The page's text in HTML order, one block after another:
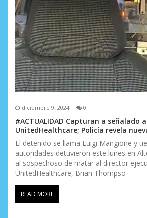
r
a
d
a
s
diciembre 9, 2024 0
#ACTUALIDAD Capturan a señalado
UnitedHealthcare; Policía revela
El detenido se llama Luigi Mangione y
autoridades detuvieron este lunes en
al sospechoso de matar al director
UnitedHealthcare, Brian Thompso
READ MORE